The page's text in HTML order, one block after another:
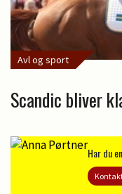
Avl og sport
Scandic bliver
Har du